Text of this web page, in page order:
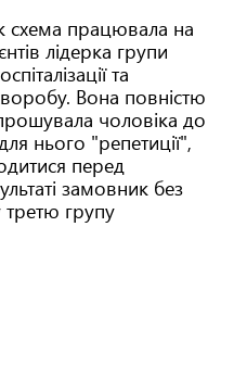
схема працювала на
лідерка групи
та
Вона повністю
чоловіка до
нього "репетиції",
перед
замовник без
групу